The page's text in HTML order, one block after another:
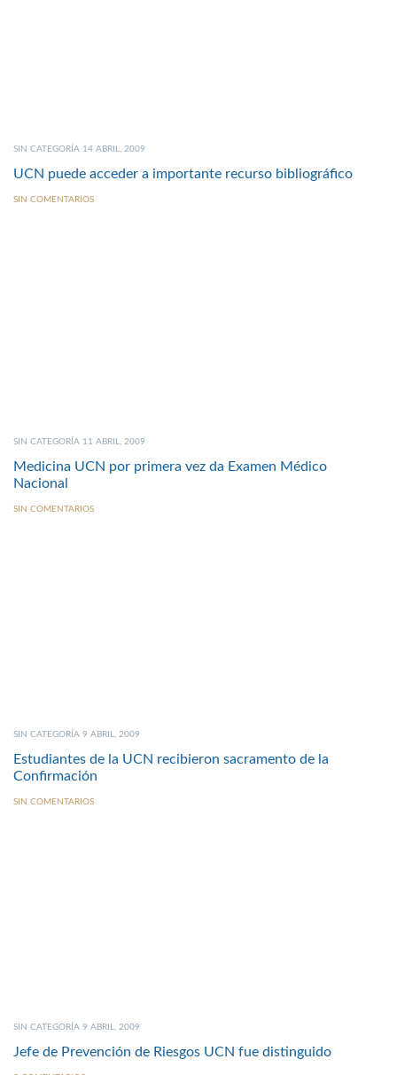
SIN CATEGORÍA 14 ABRIL, 2009
UCN puede acceder a importante recurso bibliográfico
SIN COMENTARIOS
SIN CATEGORÍA 11 ABRIL, 2009
Medicina UCN por primera vez da Examen Médico
Nacional
SIN COMENTARIOS
SIN CATEGORÍA 9 ABRIL, 2009
Estudiantes de la UCN recibieron sacramento de la
Confirmación
SIN COMENTARIOS
SIN CATEGORÍA 9 ABRIL, 2009
Jefe de Prevención de Riesgos UCN fue distinguido